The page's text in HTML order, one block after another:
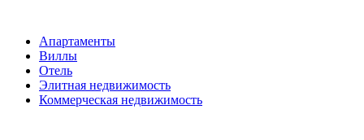
Апартаменты
Виллы
Отель
Элитная недвижимость
Коммерческая недвижимость